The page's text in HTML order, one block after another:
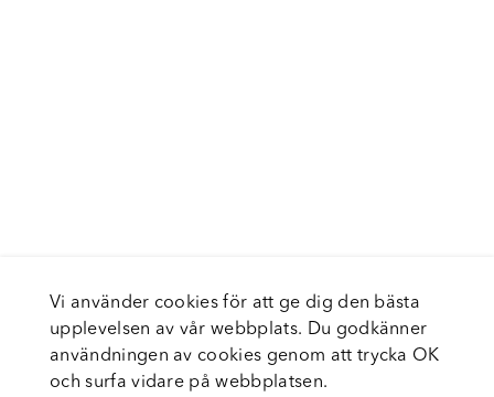
Vi använder cookies för att ge dig den bästa
upplevelsen av vår webbplats. Du godkänner
användningen av cookies genom att trycka OK
och surfa vidare på webbplatsen.